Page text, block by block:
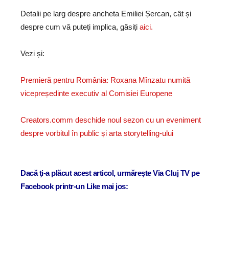
Detalii pe larg despre ancheta Emiliei Șercan, cât și
despre cum vă puteți implica, găsiți aici.
Vezi și:
Premieră pentru România: Roxana Mînzatu numită
vicepreședinte executiv al Comisiei Europene
Creators.comm deschide noul sezon cu un eveniment
despre vorbitul în public și arta storytelling-ului
Dacă ţi-a plăcut acest articol, urmăreşte Via Cluj TV pe
Facebook printr-un Like mai jos: